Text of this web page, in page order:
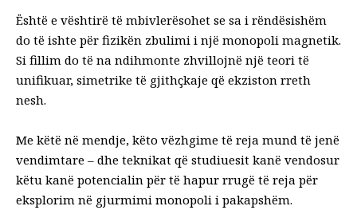
Është e vështirë të mbivlerësohet se sa i rëndësishëm
do të ishte për fizikën zbulimi i një monopoli magnetik.
Si fillim do të na ndihmonte zhvillojnë një teori të
unifikuar, simetrike të gjithçkaje që ekziston rreth
nesh.
Me këtë në mendje, këto vëzhgime të reja mund të jenë
vendimtare – dhe teknikat që studiuesit kanë vendosur
këtu kanë potencialin për të hapur rrugë të reja për
eksplorim në gjurmimi monopoli i pakapshëm.